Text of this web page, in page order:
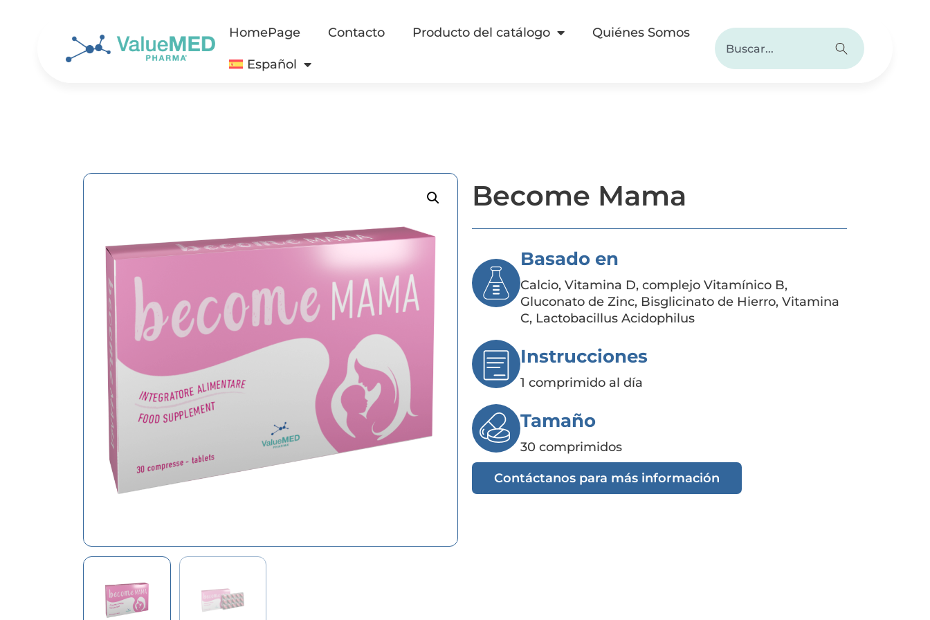
HomePage Contacto Producto del catálogo Quiénes Somos
Español
Become Mama
Basado en
Calcio, Vitamina D, complejo Vitamínico B,
Gluconato de Zinc, Bisglicinato de Hierro, Vitamina
C, Lactobacillus Acidophilus
Instrucciones
1 comprimido al día
Tamaño
30 comprimidos
Contáctanos para más información